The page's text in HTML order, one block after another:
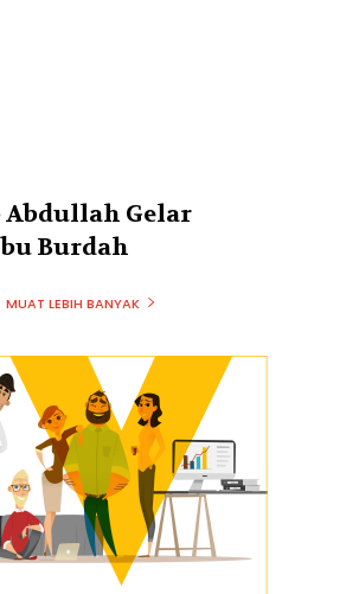
Gelar
Burdah
MUAT LEBIH BANYAK